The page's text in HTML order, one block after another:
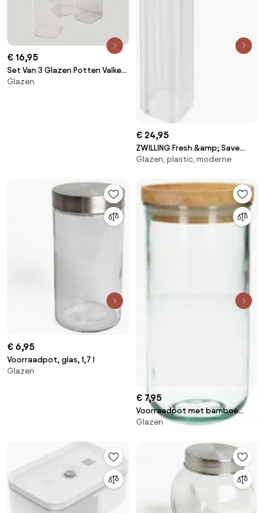
€ 16,95
Set Van 3 Glazen Potten Valkey
Transparant - Sklum
Glazen
€ 24,95
ZWILLING Fresh &amp; Save
CUBE CUBE-doos 4S / 11 cm,
Save CUBE - ZWILLING
Glazen, plastic, moderne
€ 6,95
Voorraadpot, glas, 1,7 l
Glazen
€ 7,95
Voorraadpot met bamboe
deksel, gerecycled glas, 820 ml
Glazen